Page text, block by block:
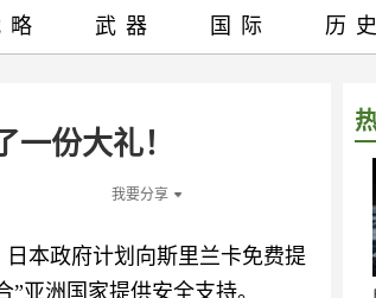
份大礼！
我要分享
本政府计划向斯里兰卡免费提
亚洲国家提供安全支持。
略 武器 国际 历史